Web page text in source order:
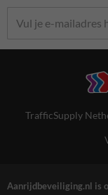
TrafficSupply
Aanrijdbeveiliging.nl is